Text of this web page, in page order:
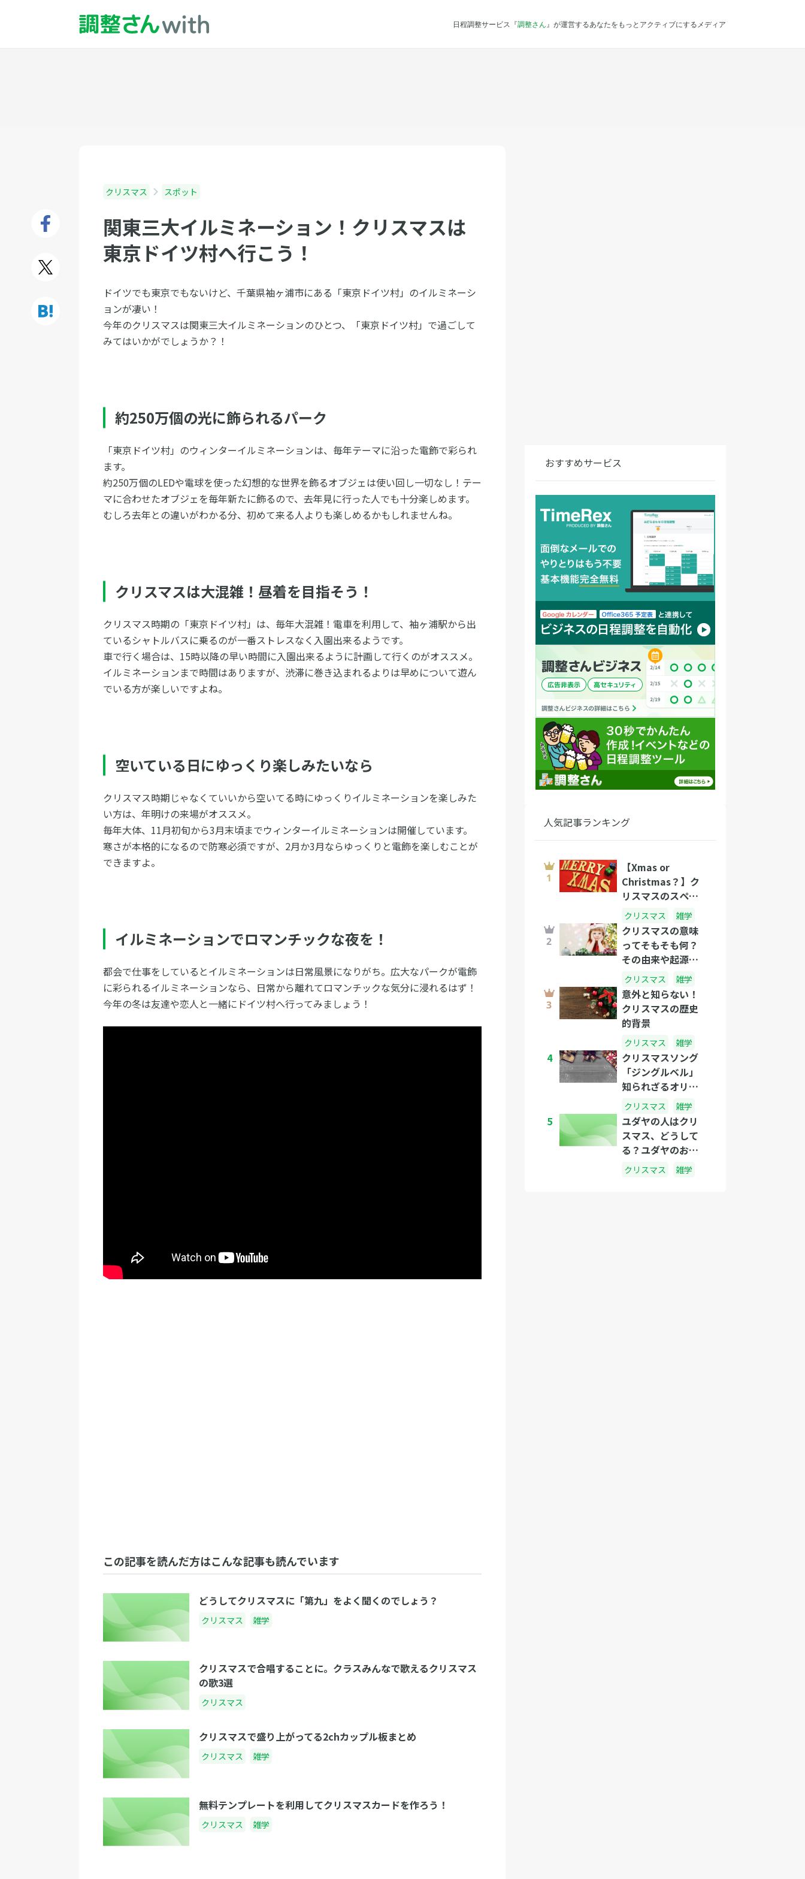
日程調整サービス『調整さん 』が運営するあなたをもっとアクティブにするメディア
クリスマス スポット
関東三大イルミネーション！クリスマスは
東京ドイツ村へ行こう！
ドイツでも東京でもないけど、千葉県袖ヶ浦市にある「東京ドイツ村」のイルミネーシ
ョンが凄い！
今年のクリスマスは関東三大イルミネーションのひとつ、「東京ドイツ村」で過ごして
みてはいかがでしょうか？！
約250万個の光に飾られるパーク
「東京ドイツ村」のウィンターイルミネーションは、毎年テーマに沿った電飾で彩られ
ます。
約250万個のLEDや電球を使った幻想的な世界を飾るオブジェは使い回し一切なし！テー
マに合わせたオブジェを毎年新たに飾るので、去年見に行った人でも十分楽しめます。
むしろ去年との違いがわかる分、初めて来る人よりも楽しめるかもしれませんね。
クリスマスは大混雑！昼着を目指そう！
クリスマス時期の「東京ドイツ村」は、毎年大混雑！電車を利用して、袖ヶ浦駅から出
ているシャトルバスに乗るのが一番ストレスなく入園出来るようです。
車で行く場合は、15時以降の早い時間に入園出来るように計画して行くのがオススメ。
イルミネーションまで時間はありますが、渋滞に巻き込まれるよりは早めについて遊ん
でいる方が楽しいですよね。
空いている日にゆっくり楽しみたいなら
クリスマス時期じゃなくていいから空いてる時にゆっくりイルミネーションを楽しみた
い方は、年明けの来場がオススメ。
毎年大体、11月初旬から3月末頃までウィンターイルミネーションは開催しています。
寒さが本格的になるので防寒必須ですが、2月か3月ならゆっくりと電飾を楽しむことが
できますよ。
イルミネーションでロマンチックな夜を！
都会で仕事をしているとイルミネーションは日常風景になりがち。広大なパークが電飾
に彩られるイルミネーションなら、日常から離れてロマンチックな気分に浸れるはず！
今年の冬は友達や恋人と一緒にドイツ村へ行ってみましょう！
この記事を読んだ方はこんな記事も読んでいます
どうしてクリスマスに「第九」をよく聞くのでしょう？
クリスマス 雑学
クリスマスで合唱することに。クラスみんなで歌えるクリスマス
の歌3選
クリスマス
クリスマスで盛り上がってる2chカップル板まとめ
クリスマス 雑学
無料テンプレートを利用してクリスマスカードを作ろう！
クリスマス 雑学
おすすめサービス
人気記事ランキング
【Xmas or
Christmas？】ク
リスマスのスペル
の不思議
クリスマス 雑学
クリスマスの意味
ってそもそも何？
その由来や起源を
徹底解説！
クリスマス 雑学
意外と知らない！
クリスマスの歴史
的背景
クリスマス 雑学
4
クリスマスソング
「ジングルベル」
知られざるオリジ
ナルの歌詞とは？
クリスマス 雑学
5
ユダヤの人はクリ
スマス、どうして
る？ユダヤのお祭
り「ハヌカ」に迫
る！
クリスマス 雑学